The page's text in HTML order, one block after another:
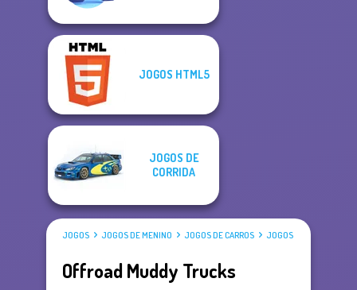
JOGOS HTML5
JOGOS DE
CORRIDA
JOGOS JOGOS DE MENINO JOGOS DE CARROS JOGOS DE CAMINHÃO
Offroad Muddy Trucks